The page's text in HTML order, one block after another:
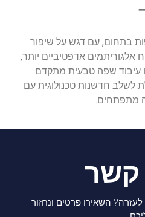
בתחום, עם דגש על שיפור
אלגוריתמים אדפטיביים יותר,
עיבוד שפה טבעית מתקדם.
לשלב חדשנות טכנולוגית עם
מתפתחים.
קשר
השאירו פרטים ונחזור